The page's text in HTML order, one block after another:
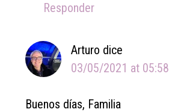
Responder
Arturo dice
03/05/2021 at 05:58
Buenos días, Familia